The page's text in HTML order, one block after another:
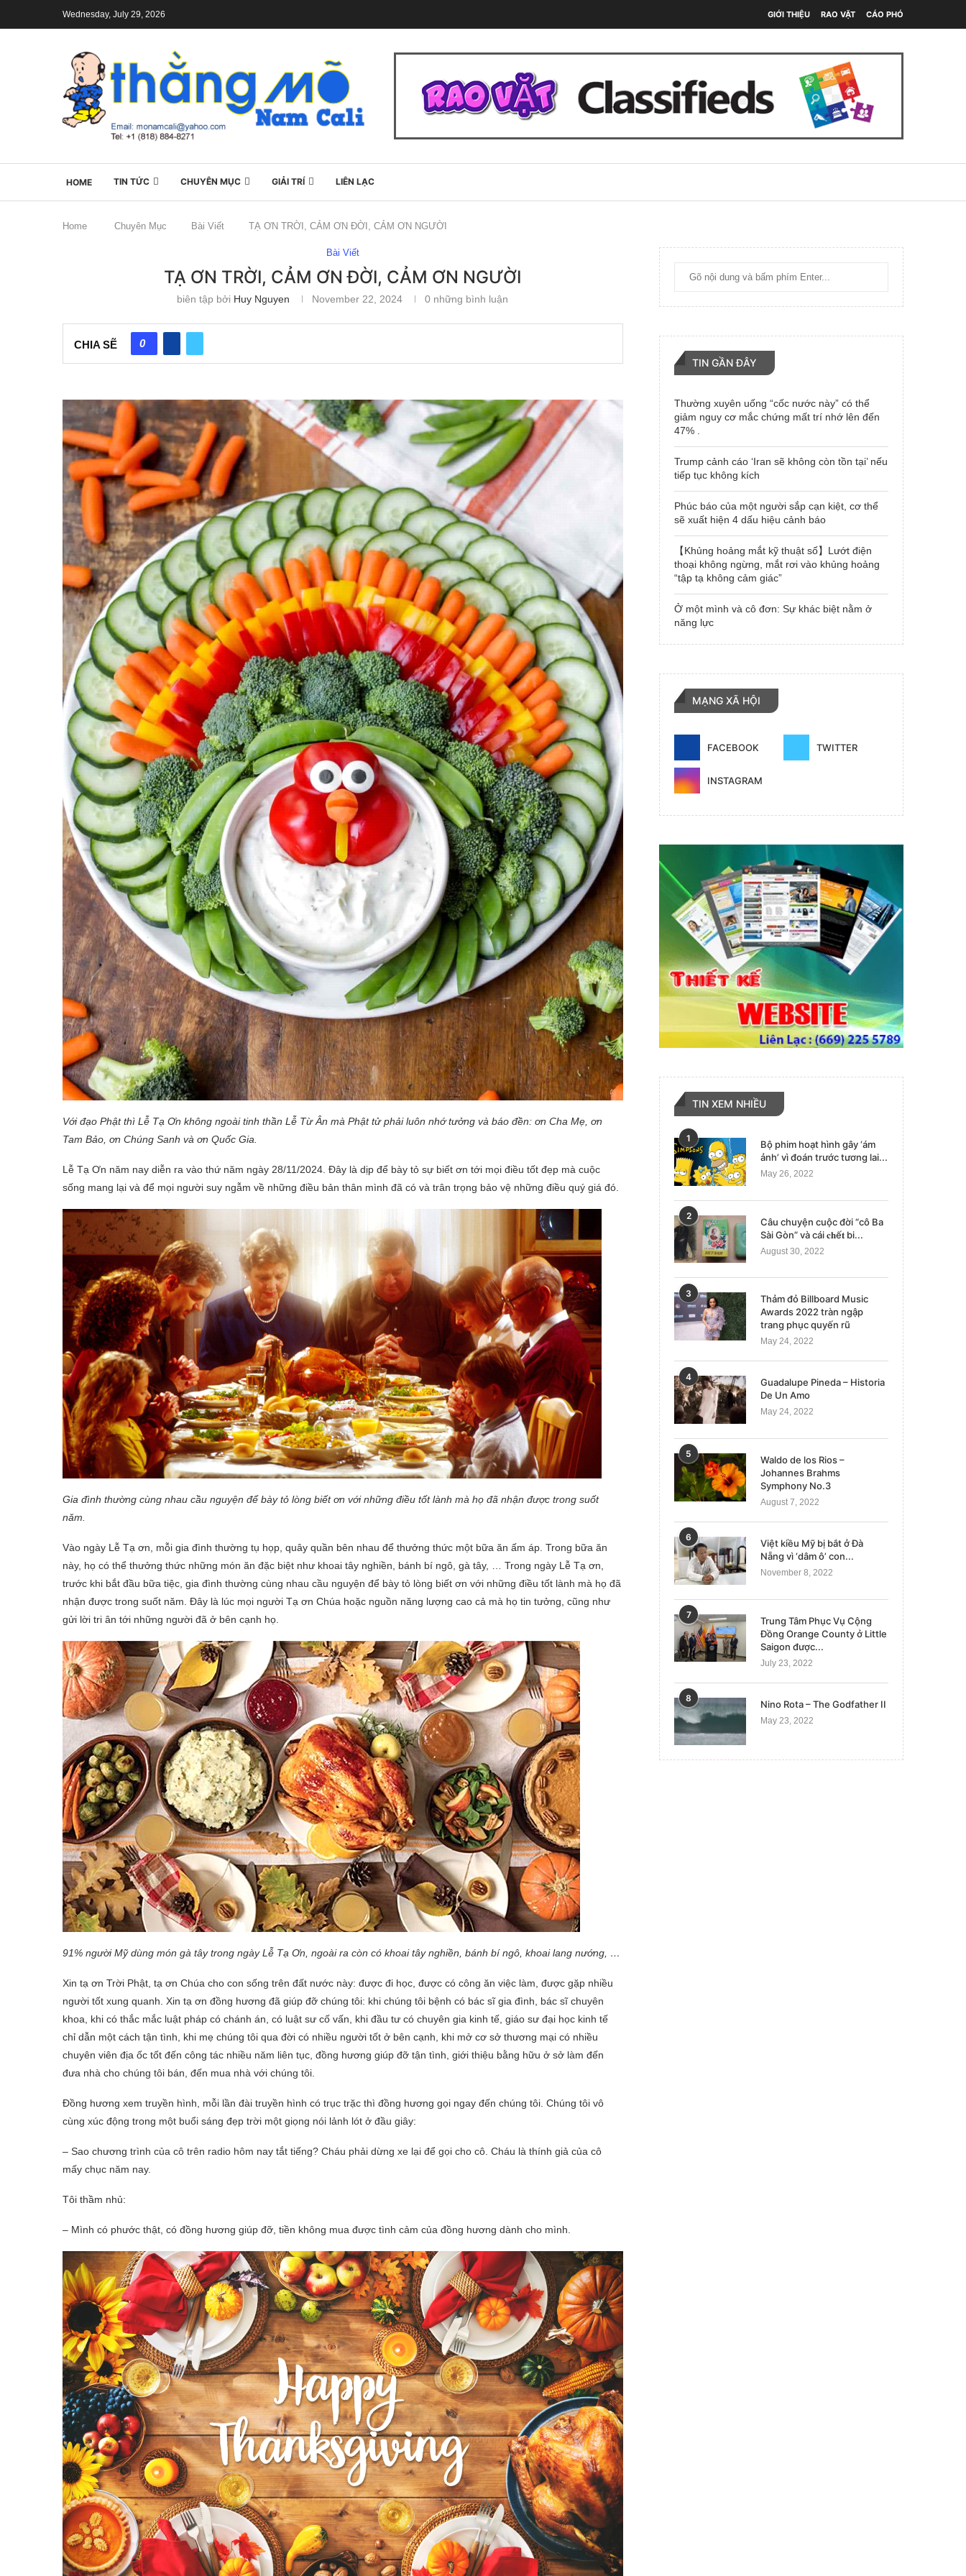
Wednesday, July 29, 2026 GIỚI THIỆU RAO VẶT CÁO PHÓ
HOME TIN TỨC CHUYÊN MỤC GIẢI TRÍ LIÊN LẠC
Home Chuyên Mục Bài Viết TẠ ƠN TRỜI, CẢM ƠN ĐỜI, CẢM ƠN NGƯỜI
Bài Viết
TẠ ƠN TRỜI, CẢM ƠN ĐỜI, CẢM ƠN NGƯỜI
biên tập bởi Huy Nguyen November 22, 2024 0 những bình luận
CHIA SẼ 0
Với đạo Phật thì Lễ Tạ Ơn không ngoài tinh thần Lễ Từ Ân mà Phật tử phải luôn nhớ tưởng và báo đền: ơn Cha Mẹ, ơn
Tam Bảo, ơn Chúng Sanh và ơn Quốc Gia.
Lễ Tạ Ơn năm nay diễn ra vào thứ năm ngày 28/11/2024. Đây là dịp để bày tỏ sự biết ơn tới mọi điều tốt đẹp mà cuộc
sống mang lại và để mọi người suy ngẫm về những điều bản thân mình đã có và trân trọng bảo vệ những điều quý giá đó.
Gia đình thường cùng nhau cầu nguyện để bày tỏ lòng biết ơn với những điều tốt lành mà họ đã nhận được trong suốt
năm.
Vào ngày Lễ Tạ ơn, mỗi gia đình thường tụ họp, quây quần bên nhau để thưởng thức một bữa ăn ấm áp. Trong bữa ăn
này, họ có thể thưởng thức những món ăn đặc biệt như khoai tây nghiền, bánh bí ngô, gà tây, … Trong ngày Lễ Tạ ơn,
trước khi bắt đầu bữa tiệc, gia đình thường cùng nhau cầu nguyện để bày tỏ lòng biết ơn với những điều tốt lành mà họ đã
nhận được trong suốt năm. Đây là lúc mọi người Tạ ơn Chúa hoặc nguồn năng lượng cao cả mà họ tin tưởng, cũng như
gửi lời tri ân tới những người đã ở bên cạnh họ.
91% người Mỹ dùng món gà tây trong ngày Lễ Tạ Ơn, ngoài ra còn có khoai tây nghiền, bánh bí ngô, khoai lang nướng, …
Xin tạ ơn Trời Phật, tạ ơn Chúa cho con sống trên đất nước này: được đi học, được có công ăn việc làm, được gặp nhiều
người tốt xung quanh. Xin tạ ơn đồng hương đã giúp đỡ chúng tôi: khi chúng tôi bệnh có bác sĩ gia đình, bác sĩ chuyên
khoa, khi có thắc mắc luật pháp có chánh án, có luật sư cố vấn, khi đầu tư có chuyên gia kinh tế, giáo sư đại học kinh tế
chỉ dẫn một cách tận tình, khi mẹ chúng tôi qua đời có nhiều người tốt ở bên cạnh, khi mở cơ sở thương mại có nhiều
chuyên viên địa ốc tốt đến công tác nhiều năm liên tục, đồng hương giúp đỡ tận tình, giới thiệu bằng hữu ở sở làm đến
đưa nhà cho chúng tôi bán, đến mua nhà với chúng tôi.
Đồng hương xem truyền hình, mỗi lần đài truyền hình có trục trặc thì đồng hương gọi ngay đến chúng tôi. Chúng tôi vô
cùng xúc động trong một buổi sáng đẹp trời một giọng nói lảnh lót ở đầu giây:
– Sao chương trình của cô trên radio hôm nay tắt tiếng? Cháu phải dừng xe lại để gọi cho cô. Cháu là thính giả của cô
mấy chục năm nay.
Tôi thầm nhủ:
– Mình có phước thật, có đồng hương giúp đỡ, tiền không mua được tình cảm của đồng hương dành cho mình.
TIN GẦN ĐÂY
Thường xuyên uống “cốc nước này” có thể
giảm nguy cơ mắc chứng mất trí nhớ lên đến
47% .
Trump cảnh cáo ‘Iran sẽ không còn tồn tại’ nếu
tiếp tục không kích
Phúc báo của một người sắp cạn kiệt, cơ thể
sẽ xuất hiện 4 dấu hiệu cảnh báo
【Khủng hoảng mắt kỹ thuật số】Lướt điện
thoại không ngừng, mắt rơi vào khủng hoảng
“tập tạ không cảm giác”
Ở một mình và cô đơn: Sự khác biệt nằm ở
năng lực
MẠNG XÃ HỘI
FACEBOOK TWITTER
INSTAGRAM
TIN XEM NHIỀU
1
Bộ phim hoạt hình gây ‘ám
ảnh’ vì đoán trước tương lai...
May 26, 2022
2
Câu chuyện cuộc đời “cô Ba
Sài Gòn” và cái 𝐜𝐡ế𝐭 bi...
August 30, 2022
3
Thảm đỏ Billboard Music
Awards 2022 tràn ngập
trang phục quyến rũ
May 24, 2022
4
Guadalupe Pineda – Historia
De Un Amo
May 24, 2022
5
Waldo de los Rios –
Johannes Brahms
Symphony No.3
August 7, 2022
6
Việt kiều Mỹ bị bắt ở Đà
Nẵng vì ‘dâm ô’ con...
November 8, 2022
7
Trung Tâm Phục Vụ Cộng
Đồng Orange County ở Little
Saigon được...
July 23, 2022
8
Nino Rota – The Godfather II
May 23, 2022